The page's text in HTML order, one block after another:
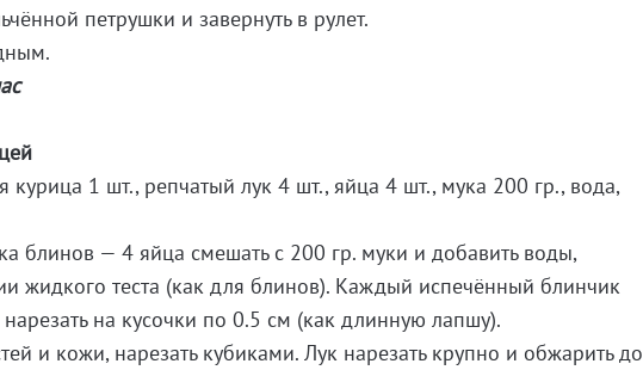
петрушки и завернуть в рулет.
курица 1 шт., репчатый лук 4 шт., яйца 4 шт., мука 200 гр., вода,
блинов — 4 яйца смешать с 200 гр. муки и добавить воды,
жидкого теста (как для блинов). Каждый испечённый блинчик
нарезать на кусочки по 0.5 см (как длинную лапшу).
и кожи, нарезать кубиками. Лук нарезать крупно и обжарить до